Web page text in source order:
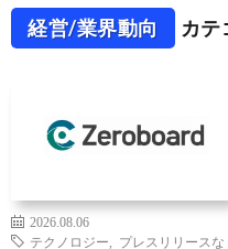
経営/業界動向 カテ
2026.08.06
テクノロジー
プレスリリースな